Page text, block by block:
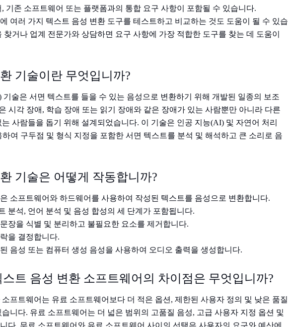
기존 소프트웨어 또는 플랫폼과의 통합 요구 사항이 포함될 수 있습니다.
여러 가지 텍스트 음성 변환 도구를 테스트하고 비교하는 것도 도움이 될 수 있습
찾거나 업계 전문가와 상담하면 요구 사항에 가장 적합한 도구를 찾는 데 도움이
기술이란 무엇입니까?
기술은 서면 텍스트를 들을 수 있는 음성으로 변환하기 위해 개발된 일종의 보조
시각 장애, 학습 장애 또는 읽기 장애와 같은 장애가 있는 사람뿐만 아니라 다른
사람들을 돕기 위해 설계되었습니다. 이 기술은 인공 지능(AI) 및 자연어 처리
여 구두점 및 형식 지정을 포함한 서면 텍스트를 분석 및 해석하고 큰 소리로 음
기술은 어떻게 작동합니까?
소프트웨어와 하드웨어를 사용하여 작성된 텍스트를 음성으로 변환합니다.
분석, 언어 분석 및 음성 합성의 세 단계가 포함됩니다.
장을 식별 및 분리하고 불필요한 요소를 제거합니다.
을 결정합니다.
음성 또는 컴퓨터 생성 음성을 사용하여 오디오 출력을 생성합니다.
트 음성 변환 소프트웨어의 차이점은 무엇입니까?
프트웨어는 유료 소프트웨어보다 더 적은 옵션, 제한된 사용자 정의 및 낮은 품질
니다. 유료 소프트웨어는 더 넓은 범위의 고품질 음성, 고급 사용자 지정 옵션 및
다. 무료 소프트웨어와 유료 소프트웨어 사이의 선택은 사용자의 요구와 예산에